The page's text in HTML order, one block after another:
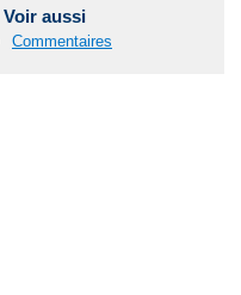
Voir aussi
Commentaires